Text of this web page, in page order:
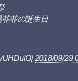
菲の誕生日
2018/09/29